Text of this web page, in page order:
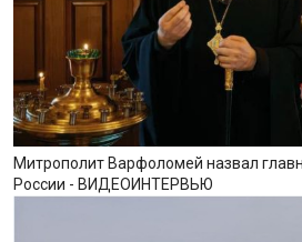
Митрополит Варфоломей назвал
России - ВИДЕОИНТЕРВЬЮ